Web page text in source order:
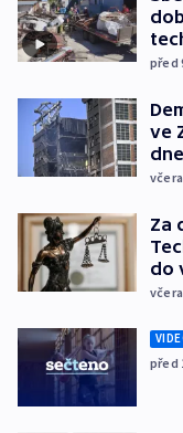
před
ve
včera
Za
do
včera
před